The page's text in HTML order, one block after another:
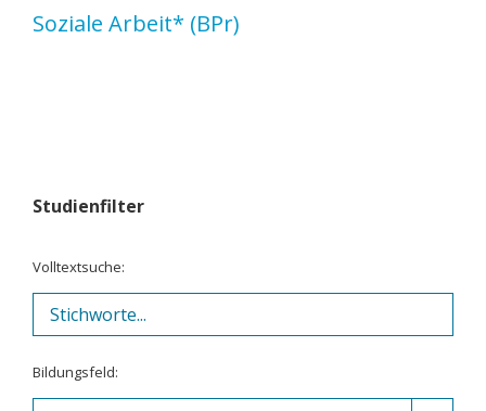
Soziale Arbeit* (BPr)
Studienfilter
Volltextsuche:
Bildungsfeld: